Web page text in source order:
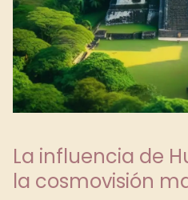
La influencia de
la cosmovisión